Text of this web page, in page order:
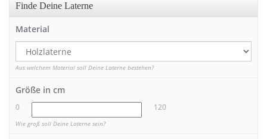
Finde Deine Laterne
Material
Aus welchem Material soll Deine Laterne bestehen?
Größe in cm
0 120
Wie groß soll Deine Laterne sein?